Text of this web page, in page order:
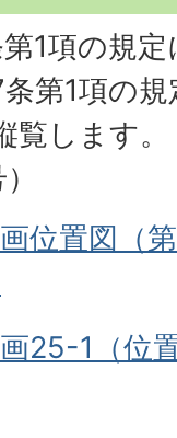
1項の規
第1項の
覧します
位置図（
25-1（位